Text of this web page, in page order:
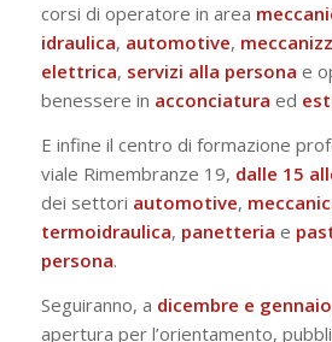
corsi di operatore in area
idraulica, automotive,
elettrica, servizi alla persona e
benessere in acconciatura ed
E infine il centro di formazione
viale Rimembranze 19, dalle 15
dei settori automotive,
termoidraulica, panetteria e
persona.
Seguiranno, a dicembre e gennaio
apertura per l’orientamento,